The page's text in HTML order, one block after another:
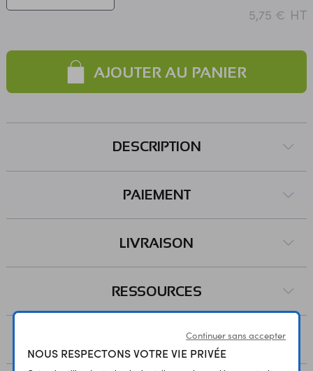
5,75 € HT
AJOUTER AU PANIER
DESCRIPTION
PAIEMENT
LIVRAISON
RESSOURCES
Continuer sans accepter
NOUS RESPECTONS VOTRE VIE PRIVÉE